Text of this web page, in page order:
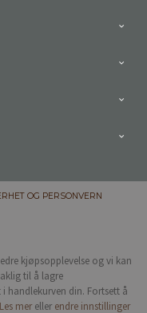
OG PERSONVERN
kjøpsopplevelse og vi kan
til å lagre
handlekurven din. Fortsett å
Les mereller endre innstillinger